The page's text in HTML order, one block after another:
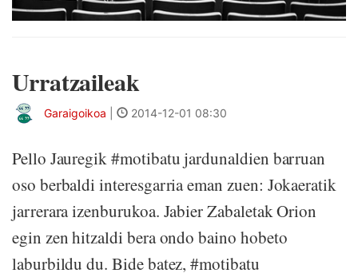
Urratzaileak
Garaigoikoa 2014-12-01 08:30
Pello Jauregik #motibatu jardunaldien barruan
oso berbaldi interesgarria eman zuen: Jokaeratik
jarrerara izenburukoa. Jabier Zabaletak Orion
egin zen hitzaldi bera ondo baino hobeto
laburbildu du. Bide batez, #motibatu